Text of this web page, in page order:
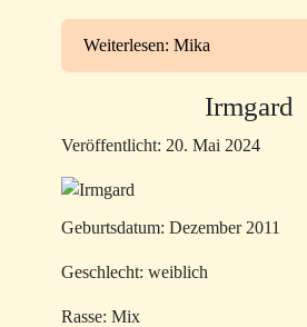
Weiterlesen: Mika
Irmgard
Veröffentlicht: 20. Mai 2024
Geburtsdatum: Dezember 2011
Geschlecht: weiblich
Rasse: Mix